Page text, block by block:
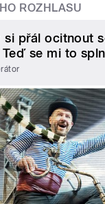
ROZHLASU
si přál ocitnout
Teď se mi to